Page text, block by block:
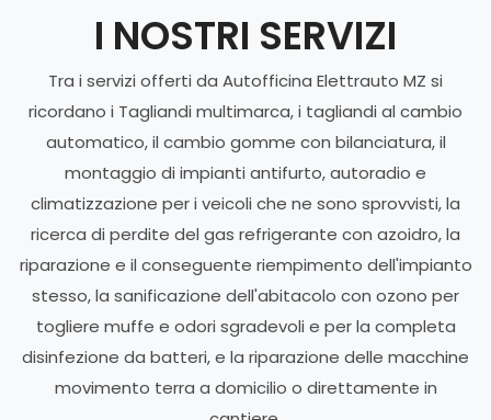
I NOSTRI SERVIZI
Tra i servizi offerti da Autofficina Elettrauto MZ si
ricordano i Tagliandi multimarca, i tagliandi al cambio
automatico, il cambio gomme con bilanciatura, il
montaggio di impianti antifurto, autoradio e
climatizzazione per i veicoli che ne sono sprovvisti, la
ricerca di perdite del gas refrigerante con azoidro, la
riparazione e il conseguente riempimento dell'impianto
stesso, la sanificazione dell'abitacolo con ozono per
togliere muffe e odori sgradevoli e per la completa
disinfezione da batteri, e la riparazione delle macchine
movimento terra a domicilio o direttamente in